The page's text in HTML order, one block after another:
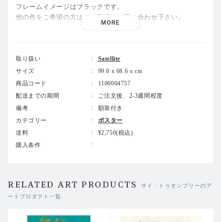
フレームイメージはブラックです。
他の色をご希望の方は、お気軽にお問い合わせ下さい。
MORE
取り扱い
Satellite
サイズ
99.0 x 68.6 x cm
商品コード
1100004757
配送までの期間
ご注文後、2-3週間程度
備考
額装付き
カテゴリー
ポスター
送料
¥2,750(税込)
購入条件
RELATED ART PRODUCTS
サイ・トゥオンブリーのア
ートプロダクト一覧